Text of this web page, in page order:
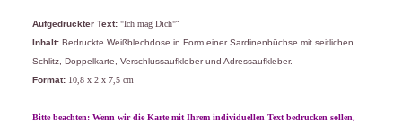
Aufgedruckter Text: "Ich mag Dich""
Inhalt: Bedruckte Weißblechdose in Form einer Sardinenbüchse mit seitlichen
Schlitz, Doppelkarte, Verschlussaufkleber und Adressaufkleber.
Format: 10,8 x 2 x 7,5 cm
Bitte beachten: Wenn wir die Karte mit Ihrem individuellen Text bedrucken sollen,